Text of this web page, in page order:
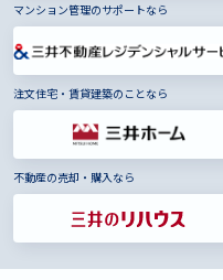
マンション管理のサポートなら
注文住宅・賃貸建築のことなら
不動産の売却・購入なら